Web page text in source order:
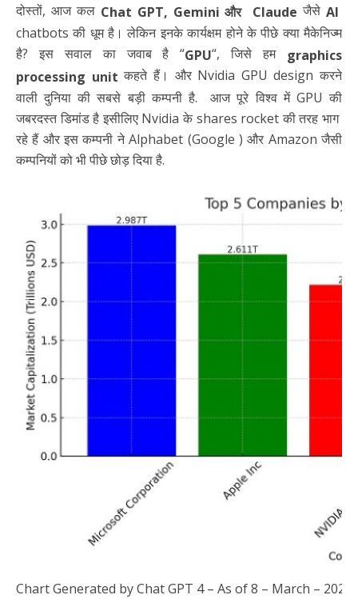
दोस्तों, आज कल Chat GPT, Gemini और Claude जैसेAI
chatbots की धूम है। लेकिन इनके कार्यक्षम होने के पीछे क्या मैकेनिज्म
है? इस सवाल का जवाब है “GPU“, जिसे हम graphics
processing unit कहते हैं। और Nvidia GPU design करने
वाली दुनिया की सबसे बड़ी कम्पनी है. आज पूरे विश्व में GPU की
जबरदस्त डिमांड है इसीलिए Nvidia के shares rocket की तरह भाग
रहे हैं और इस कम्पनी ने Alphabet (Google ) और Amazon जैसी
कम्पनियों को भी पीछे छोड़ दिया है.
Chart Generated by Chat GPT 4 – As of 8 – March – 2024